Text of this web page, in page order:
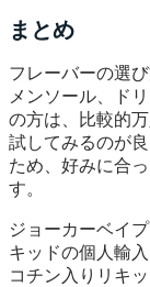
まとめ
フレーバーの選
メンソール、ド
の方は、比較的
試してみるのが
ため、好みに合
す。
ジョーカーベイ
キッドの個人輸
コチン入りリキ